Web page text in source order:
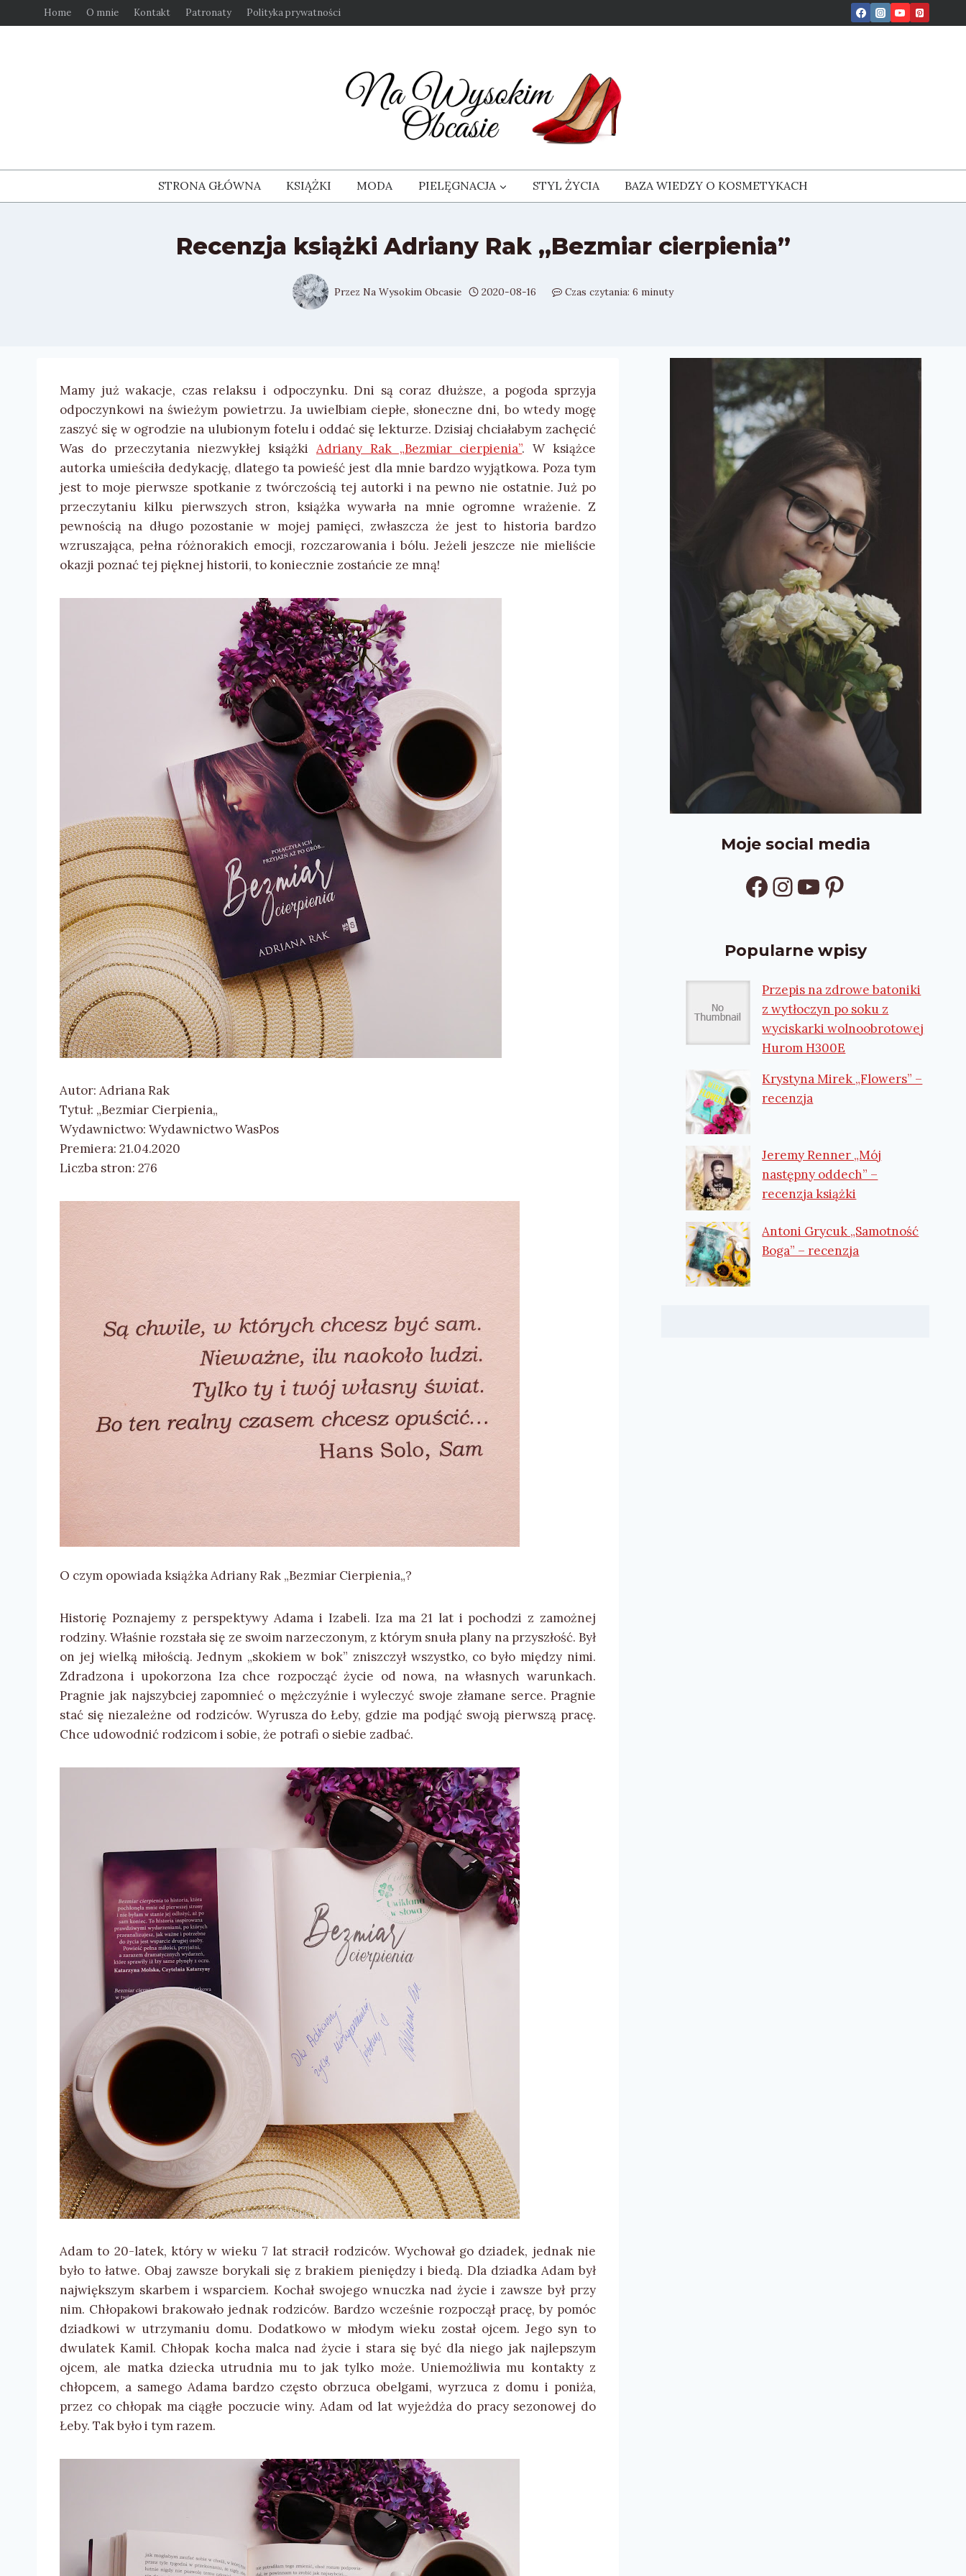
do
Home O mnie Kontakt Patronaty Polityka prywatności
STRONA GŁÓWNA KSIĄŻKI MODA PIELĘGNACJA STYL ŻYCIA BAZA WIEDZY O KOSMETYKACH
Recenzja książki Adriany Rak „Bezmiar cierpienia”
Przez Na Wysokim Obcasie 2020-08-16 Czas czytania: 6 minuty
Mamy już wakacje, czas relaksu i odpoczynku. Dni są coraz dłuższe, a pogoda sprzyja
odpoczynkowi na świeżym powietrzu. Ja uwielbiam ciepłe, słoneczne dni, bo wtedy mogę
zaszyć się w ogrodzie na ulubionym fotelu i oddać się lekturze. Dzisiaj chciałabym zachęcić
Was do przeczytania niezwykłej książki Adriany Rak „Bezmiar cierpienia”. W książce
autorka umieściła dedykację, dlatego ta powieść jest dla mnie bardzo wyjątkowa. Poza tym
jest to moje pierwsze spotkanie z twórczością tej autorki i na pewno nie ostatnie. Już po
przeczytaniu kilku pierwszych stron, książka wywarła na mnie ogromne wrażenie. Z
pewnością na długo pozostanie w mojej pamięci, zwłaszcza że jest to historia bardzo
wzruszająca, pełna różnorakich emocji, rozczarowania i bólu. Jeżeli jeszcze nie mieliście
okazji poznać tej pięknej historii, to koniecznie zostańcie ze mną!
Autor: Adriana Rak
Tytuł: „Bezmiar Cierpienia„
Wydawnictwo: Wydawnictwo WasPos
Premiera: 21.04.2020
Liczba stron: 276
O czym opowiada książka Adriany Rak „Bezmiar Cierpienia„?
Historię Poznajemy z perspektywy Adama i Izabeli. Iza ma 21 lat i pochodzi z zamożnej
rodziny. Właśnie rozstała się ze swoim narzeczonym, z którym snuła plany na przyszłość. Był
on jej wielką miłością. Jednym „skokiem w bok” zniszczył wszystko, co było między nimi.
Zdradzona i upokorzona Iza chce rozpocząć życie od nowa, na własnych warunkach.
Pragnie jak najszybciej zapomnieć o mężczyźnie i wyleczyć swoje złamane serce. Pragnie
stać się niezależne od rodziców. Wyrusza do Łeby, gdzie ma podjąć swoją pierwszą pracę.
Chce udowodnić rodzicom i sobie, że potrafi o siebie zadbać.
Adam to 20-latek, który w wieku 7 lat stracił rodziców. Wychował go dziadek, jednak nie
było to łatwe. Obaj zawsze borykali się z brakiem pieniędzy i biedą. Dla dziadka Adam był
największym skarbem i wsparciem. Kochał swojego wnuczka nad życie i zawsze był przy
nim. Chłopakowi brakowało jednak rodziców. Bardzo wcześnie rozpoczął pracę, by pomóc
dziadkowi w utrzymaniu domu. Dodatkowo w młodym wieku został ojcem. Jego syn to
dwulatek Kamil. Chłopak kocha malca nad życie i stara się być dla niego jak najlepszym
ojcem, ale matka dziecka utrudnia mu to jak tylko może. Uniemożliwia mu kontakty z
chłopcem, a samego Adama bardzo często obrzuca obelgami, wyrzuca z domu i poniża,
przez co chłopak ma ciągłe poczucie winy. Adam od lat wyjeżdża do pracy sezonowej do
Łeby. Tak było i tym razem.
Moje social media
Facebook
Instagram
YouTube
Pinterest
Popularne wpisy
Przepis na zdrowe batoniki
z wytłoczyn po soku z
wyciskarki wolnoobrotowej
Hurom H300E
Krystyna Mirek „Flowers” –
recenzja
Jeremy Renner „Mój
następny oddech” –
recenzja książki
Antoni Grycuk „Samotność
Boga” – recenzja